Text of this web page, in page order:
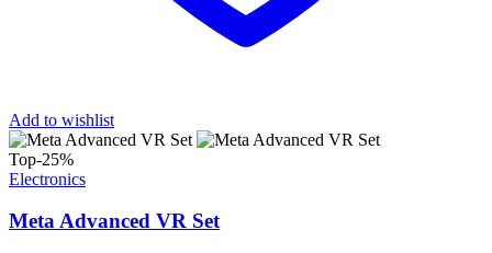
Add to wishlist
Top-25%
Electronics
Meta Advanced VR Set